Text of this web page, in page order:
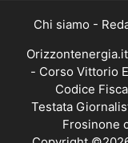
Chi siamo -
- Corso Vittorio
Codice
Testata
Frosinone